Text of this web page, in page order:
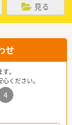
見る
せ
。
ください。
4